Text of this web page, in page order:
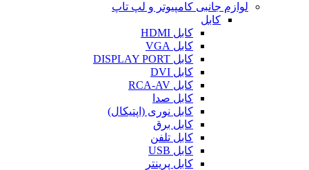
لوازم جانبی کامپیوتر و لپ تاپ
کابل
کابل HDMI
کابل VGA
کابل DISPLAY PORT
کابل DVI
کابل RCA-AV
کابل صدا
کابل نوری (اپتیکال)
کابل برق
کابل تلفن
کابل USB
کابل پرینتر